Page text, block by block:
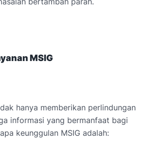
MSIG
hanya memberikan perlindungan
informasi yang bermanfaat bagi
keunggulan MSIG adalah: